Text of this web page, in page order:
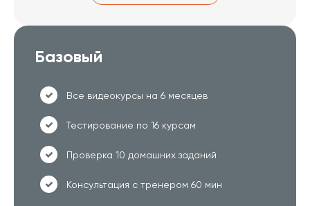
Базовый
Все видеокурсы на 6 месяцев
Тестирование по 16 курсам
Проверка 10 домашних заданий
Консультация с тренером 60 мин